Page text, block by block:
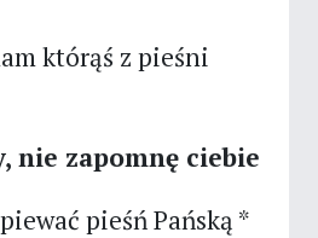
którąś z pieśni
nie zapomnę ciebie
pieśń Pańską *